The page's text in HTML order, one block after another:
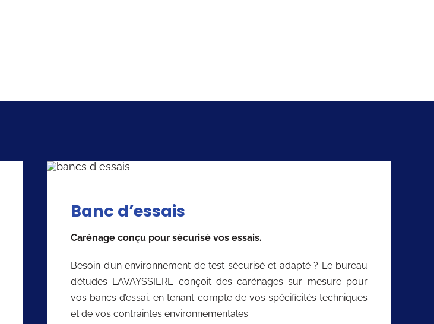
Banc d’essais
Carénage conçu pour sécurisé vos essais.
Besoin d’un environnement de test sécurisé et adapté ? Le bureau
d’études LAVAYSSIERE conçoit des carénages sur mesure pour
vos bancs d’essai, en tenant compte de vos spécificités techniques
et de vos contraintes environnementales.